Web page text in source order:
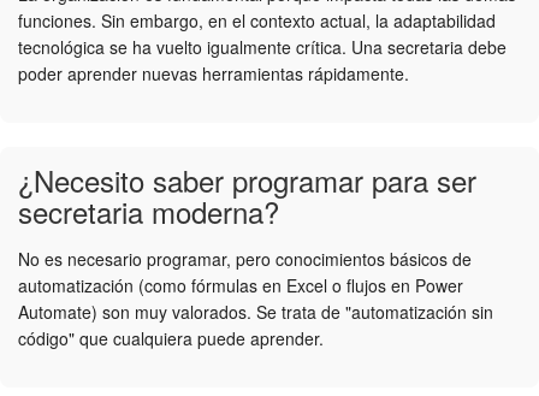
funciones. Sin embargo, en el contexto actual, la adaptabilidad
tecnológica se ha vuelto igualmente crítica. Una secretaria debe
poder aprender nuevas herramientas rápidamente.
¿Necesito saber programar para ser
secretaria moderna?
No es necesario programar, pero conocimientos básicos de
automatización (como fórmulas en Excel o flujos en Power
Automate) son muy valorados. Se trata de "automatización sin
código" que cualquiera puede aprender.